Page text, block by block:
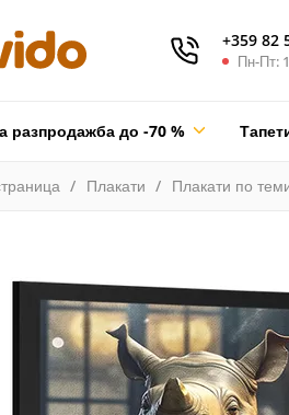
+359 82
Пн-Пт:
разпродажба до -70 %
Плакати Плакати по